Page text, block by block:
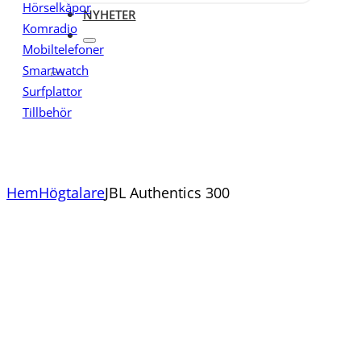
NYHETER
Hörselkåpor
Komradio
Mobiltelefoner
Smartwatch
Surfplattor
Tillbehör
HemHögtalareJBL Authentics 300